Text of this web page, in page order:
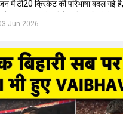
Jun 2026
में टी20 क्रिकेट की परिभाषा बदल गई है,
का स्ट्राइक रेट विदेशी खिलाड़ियों से
65 बार टीमों ने 200 से ज्यादा का
साथ मोस्ट वैल्युएबल प्लेयर का खिताब
के साथ-साथ लक्ष्य का पीछा करने
विश्लेषण किया गया है।